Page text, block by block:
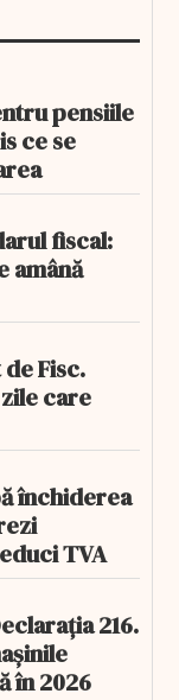
pensiile
ce se
fiscal:
amână
Fisc.
care
închiderea
TVA
216.
în 2026